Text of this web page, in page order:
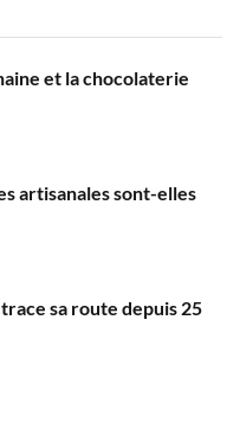
et la chocolaterie
artisanales sont-elles
sa route depuis 25